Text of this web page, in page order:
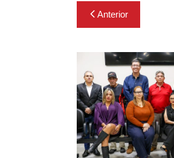
Navegação
de
Post
Anterior